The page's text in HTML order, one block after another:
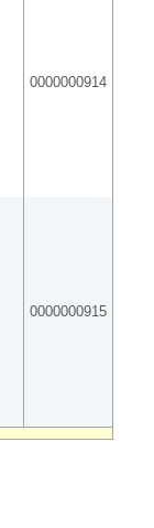
0000000914
0000000915